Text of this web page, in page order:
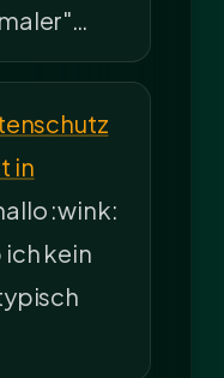
in
:wink:
ich kein